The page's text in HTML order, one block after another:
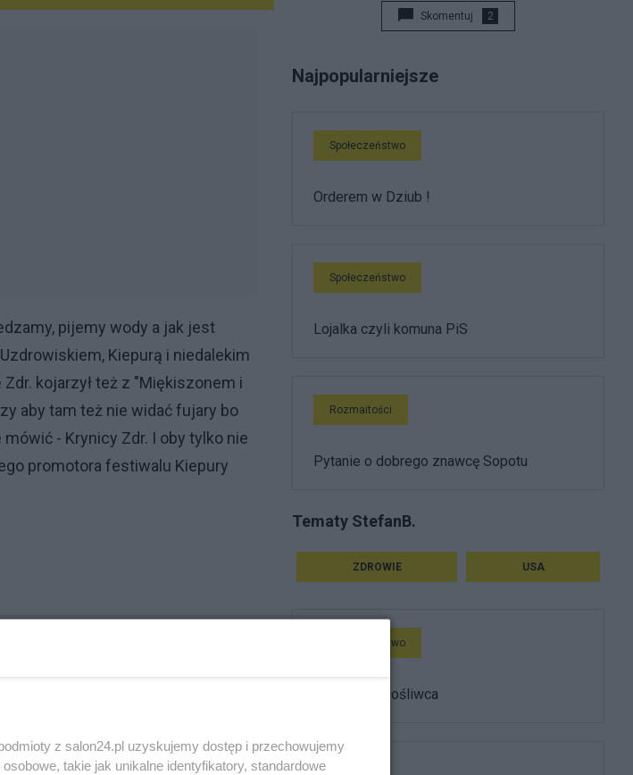
pijemy wody a jak jest
Kiepurą i niedalekim
kojarzył też z "Miękiszonem i
aby tam też nie widać fujary bo
- Krynicy Zdr. I oby tylko nie
promotora festiwalu Kiepury
Demografia, mieszkania, ETS,
Skomentuj 2
Najpopularniejsze
Społeczeństwo
Orderem w Dziub !
Społeczeństwo
Lojalka czyli komuna PiS
Rozmaitości
Pytanie o dobrego znawcę Sopotu
Tematy StefanB.
ZDROWIE USA
Społeczeństwo
Kurczenie złośliwca
z salon24.pl uzyskujemy dostęp i przechowujemy
takie jak unikalne identyfikatory, standardowe